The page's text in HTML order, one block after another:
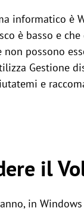
informatico è
è basso e
possono
Gestione
e
il
in